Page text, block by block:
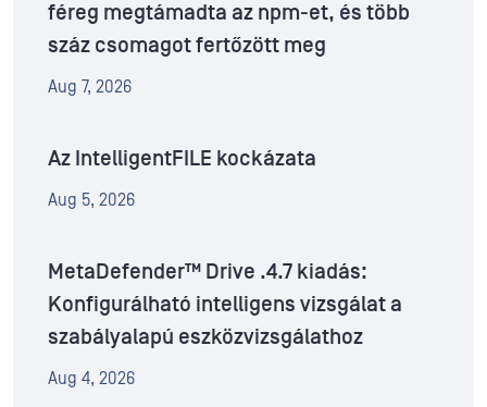
féreg megtámadta az npm-et, és több
száz csomagot fertőzött meg
Aug 7, 2026
Az IntelligentFILE kockázata
Aug 5, 2026
MetaDefender™ Drive .4.7 kiadás:
Konfigurálható intelligens vizsgálat a
szabályalapú eszközvizsgálathoz
Aug 4, 2026